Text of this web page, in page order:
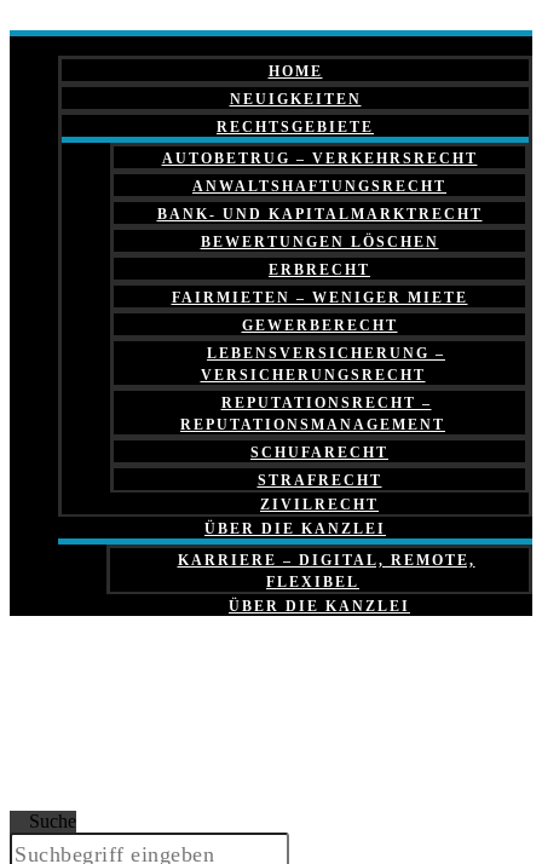
HOME
NEUIGKEITEN
RECHTSGEBIETE
AUTOBETRUG – VERKEHRSRECHT
ANWALTSHAFTUNGSRECHT
BANK- UND KAPITALMARKTRECHT
BEWERTUNGEN LÖSCHEN
ERBRECHT
FAIRMIETEN – WENIGER MIETE
GEWERBERECHT
LEBENSVERSICHERUNG –
VERSICHERUNGSRECHT
REPUTATIONSRECHT –
REPUTATIONSMANAGEMENT
SCHUFARECHT
STRAFRECHT
ZIVILRECHT
ÜBER DIE KANZLEI
KARRIERE – DIGITAL, REMOTE,
FLEXIBEL
ÜBER DIE KANZLEI
Suche